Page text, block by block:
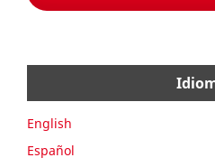
English
Español